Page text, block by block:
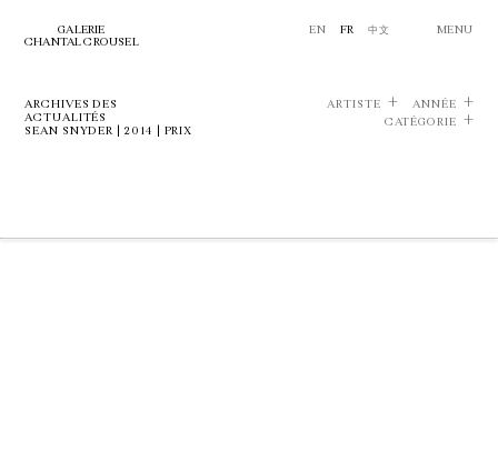
GALERIE
CHANTAL CROUSEL
EN FR 中文 MENU
ARCHIVES DES
ACTUALITÉS
SEAN SNYDER | 2014 | PRIX
ARTISTE
ANNÉE
CATÉGORIE